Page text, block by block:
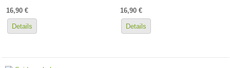
16,90 €
Details
16,90 €
Details